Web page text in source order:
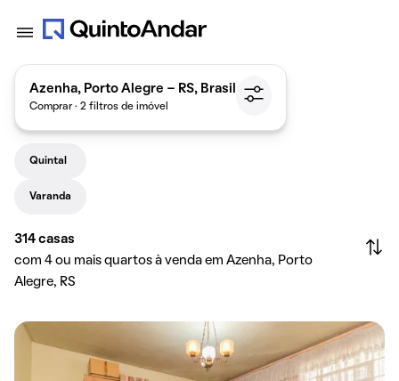
Azenha, Porto Alegre - RS, Brasil
Comprar · 2 filtros de imóvel
Quintal
Varanda
314 casas
com 4 ou mais quartos à venda em Azenha, Porto
Alegre, RS